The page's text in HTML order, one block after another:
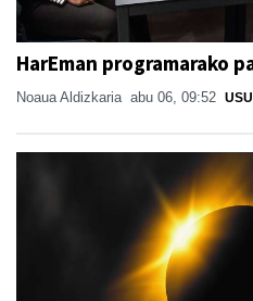
HarEman programarako
Noaua Aldizkaria abu 06, 09:52